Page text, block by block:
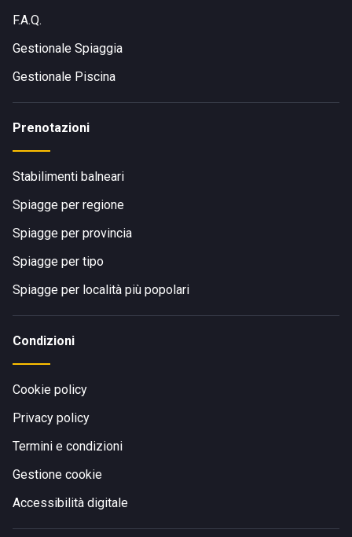
F.A.Q.
Gestionale Spiaggia
Gestionale Piscina
Prenotazioni
Stabilimenti balneari
Spiagge per regione
Spiagge per provincia
Spiagge per tipo
Spiagge per località più popolari
Condizioni
Cookie policy
Privacy policy
Termini e condizioni
Gestione cookie
Accessibilità digitale